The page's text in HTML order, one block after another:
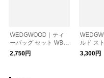
WEDGWOOD｜ティ
ーバッグ セット WB2
5
2,750円
ルド ス
ィーバッ
B
3,300円